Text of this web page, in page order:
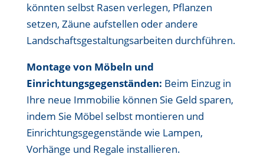
könnten selbst Rasen verlegen, Pflanzen
setzen, Zäune aufstellen oder andere
Landschaftsgestaltungsarbeiten durchführen.
Montage von Möbeln und
Einrichtungsgegenständen: Beim Einzug in
Ihre neue Immobilie können Sie Geld sparen,
indem Sie Möbel selbst montieren und
Einrichtungsgegenstände wie Lampen,
Vorhänge und Regale installieren.